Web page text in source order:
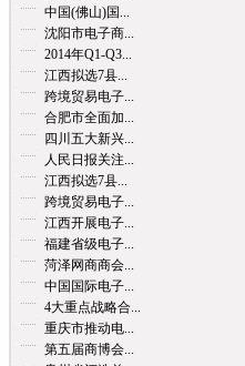
中国(佛山)国...
沈阳市电子商...
2014年Q1-Q3...
江西拟选7县...
跨境贸易电子...
合肥市全面加...
四川五大新兴...
人民日报关注...
江西拟选7县...
跨境贸易电子...
江西开展电子...
福建省级电子...
菏泽网商商会...
中国国际电子...
4大重点战略合...
重庆市推动电...
第五届商博会...